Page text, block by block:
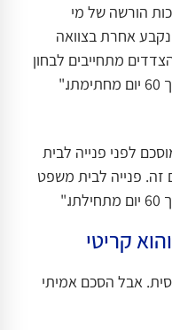
הורשה של מי
אחרת בצוואה
מתחייבים לבחון
לפני פנייה לבית
פנייה לבית משפט
קריטי
אבל הסכם אמיתי